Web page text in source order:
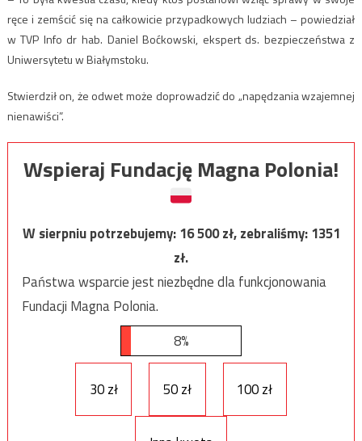
ręce i zemścić się na całkowicie przypadkowych ludziach – powiedział
w TVP Info dr hab. Daniel Boćkowski, ekspert ds. bezpieczeństwa z
Uniwersytetu w Białymstoku.
Stwierdził on, że odwet może doprowadzić do „napędzania wzajemnej
nienawiści”.
Wspieraj Fundację Magna Polonia!
W sierpniu potrzebujemy:16 500zł, zebraliśmy:1351
zł.
Państwa wsparcie jest niezbędne dla funkcjonowania
Fundacji Magna Polonia.
8%
30 zł 50 zł 100 zł